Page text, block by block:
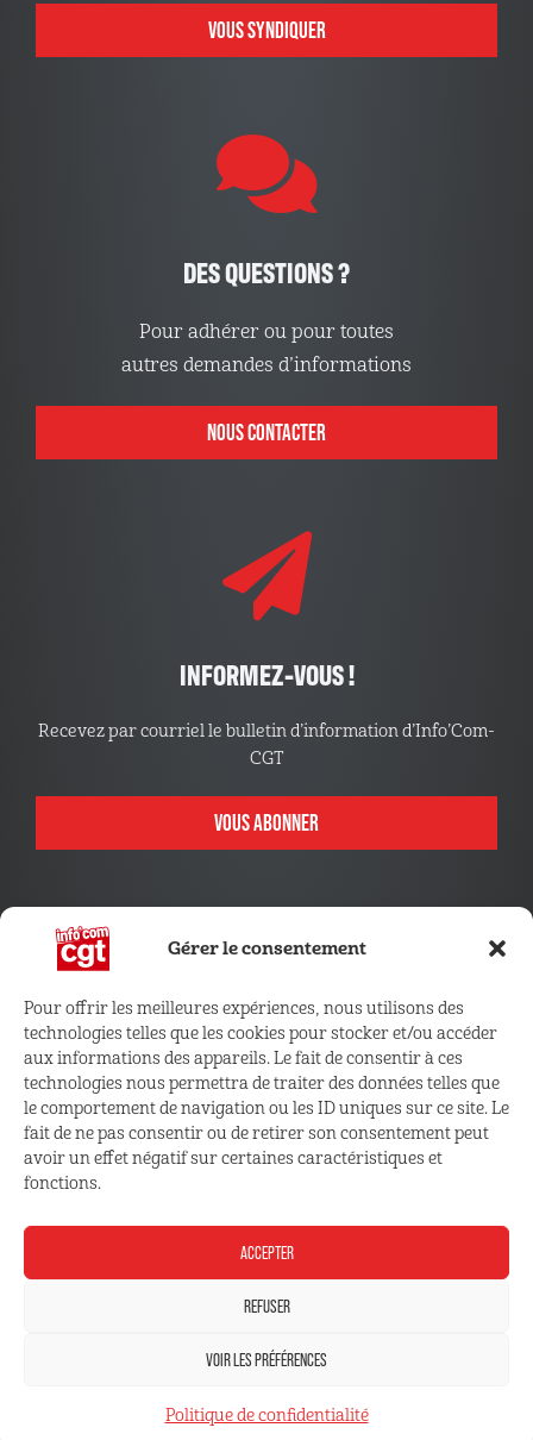
Gérer le consentement
Pour offrir les meilleures expériences, nous utilisons des
technologies telles que les cookies pour stocker et/ou accéder
aux informations des appareils. Le fait de consentir à ces
technologies nous permettra de traiter des données telles que
le comportement de navigation ou les ID uniques sur ce site. Le
fait de ne pas consentir ou de retirer son consentement peut
avoir un effet négatif sur certaines caractéristiques et
fonctions.
ACCEPTER
REFUSER
VOIR LES PRÉFÉRENCES
Politique de confidentialité
VOUS SYNDIQUER
DES QUESTIONS ?
Pour adhérer ou pour toutes
autres demandes d’informations
NOUS CONTACTER
INFORMEZ-VOUS !
Recevez par courriel le bulletin d’information d’Info’Com-
CGT
VOUS ABONNER
CONNECTEZ VOUS !
Retrouvez les outils, infos et services qui vous sont
réservés
Mentions légales Politique de confidentialité